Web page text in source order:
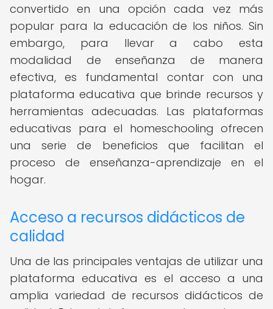
convertido en una opción cada vez más
popular para la educación de los niños. Sin
embargo, para llevar a cabo esta
modalidad de enseñanza de manera
efectiva, es fundamental contar con una
plataforma educativa que brinde recursos y
herramientas adecuadas. Las plataformas
educativas para el homeschooling ofrecen
una serie de beneficios que facilitan el
proceso de enseñanza-aprendizaje en el
hogar.
Acceso a recursos didácticos de
calidad
Una de las principales ventajas de utilizar una
plataforma educativa es el acceso a una
amplia variedad de recursos didácticos de